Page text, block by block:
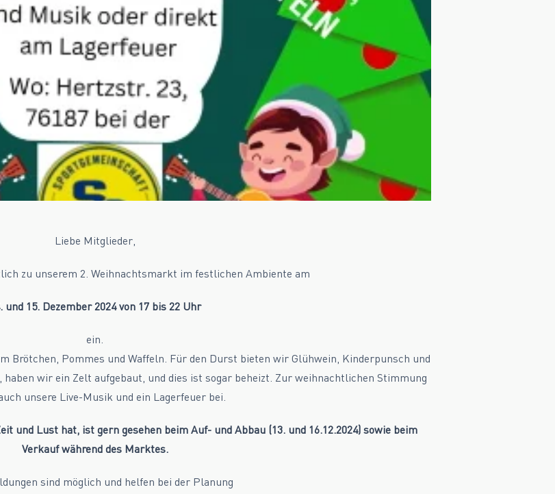
Liebe Mitglieder,
zu unserem 2. Weihnachtsmarkt im festlichen Ambiente am
und 15. Dezember 2024 von 17 bis 22 Uhr
ein.
Brötchen, Pommes und Waffeln. Für den Durst bieten wir Glühwein, Kinderpunsch und
wir ein Zelt aufgebaut, und dies ist sogar beheizt. Zur weihnachtlichen Stimmung
unsere Live-Musik und ein Lagerfeuer bei.
und Lust hat, ist gern gesehen beim Auf- und Abbau (13. und 16.12.2024) sowie beim
Verkauf während des Marktes.
sind möglich und helfen bei der Planung